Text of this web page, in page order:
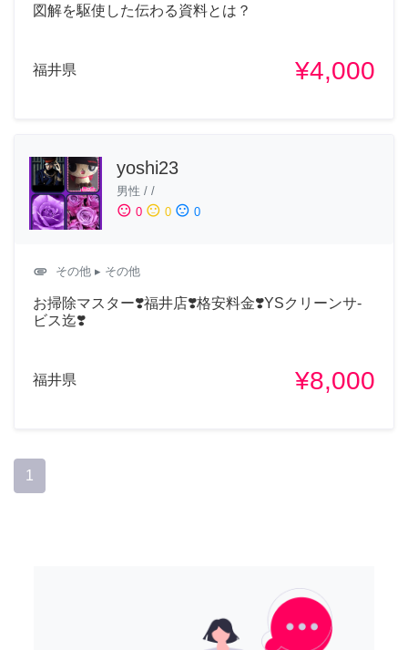
図解を駆使した伝わる資料とは？
福井県 ¥4,000
yoshi23
男性 / /
sentiment_satisfied 0 sentiment_neutral 0 sentiment_dissatisfied 0
attachment その他 ▸ その他
お掃除マスター❣️福井店❣️格安料金❣️YSクリーンサ-
ビス迄❣️
福井県 ¥8,000
1